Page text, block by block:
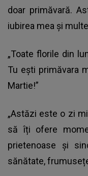
doar primăvară.
iubirea mea și
„Toate florile din
Tu eşti primăvara
Martie!”
„Astăzi este o zi
să îți ofere
prietenoase și
sănătate,